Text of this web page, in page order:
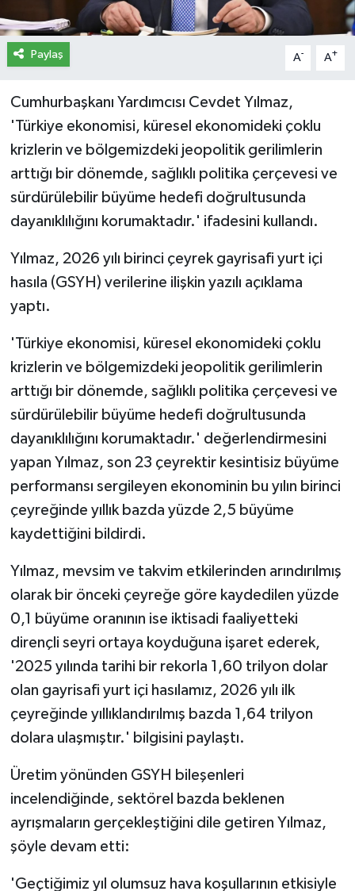
Paylaş A- A+
Cumhurbaşkanı Yardımcısı Cevdet Yılmaz,
'Türkiye ekonomisi, küresel ekonomideki çoklu
krizlerin ve bölgemizdeki jeopolitik gerilimlerin
arttığı bir dönemde, sağlıklı politika çerçevesi ve
sürdürülebilir büyüme hedefi doğrultusunda
dayanıklılığını korumaktadır.' ifadesini kullandı.
Yılmaz, 2026 yılı birinci çeyrek gayrisafi yurt içi
hasıla (GSYH) verilerine ilişkin yazılı açıklama
yaptı.
'Türkiye ekonomisi, küresel ekonomideki çoklu
krizlerin ve bölgemizdeki jeopolitik gerilimlerin
arttığı bir dönemde, sağlıklı politika çerçevesi ve
sürdürülebilir büyüme hedefi doğrultusunda
dayanıklılığını korumaktadır.' değerlendirmesini
yapan Yılmaz, son 23 çeyrektir kesintisiz büyüme
performansı sergileyen ekonominin bu yılın birinci
çeyreğinde yıllık bazda yüzde 2,5 büyüme
kaydettiğini bildirdi.
Yılmaz, mevsim ve takvim etkilerinden arındırılmış
olarak bir önceki çeyreğe göre kaydedilen yüzde
0,1 büyüme oranının ise iktisadi faaliyetteki
dirençli seyri ortaya koyduğuna işaret ederek,
'2025 yılında tarihi bir rekorla 1,60 trilyon dolar
olan gayrisafi yurt içi hasılamız, 2026 yılı ilk
çeyreğinde yıllıklandırılmış bazda 1,64 trilyon
dolara ulaşmıştır.' bilgisini paylaştı.
Üretim yönünden GSYH bileşenleri
incelendiğinde, sektörel bazda beklenen
ayrışmaların gerçekleştiğini dile getiren Yılmaz,
şöyle devam etti:
'Geçtiğimiz yıl olumsuz hava koşullarının etkisiyle